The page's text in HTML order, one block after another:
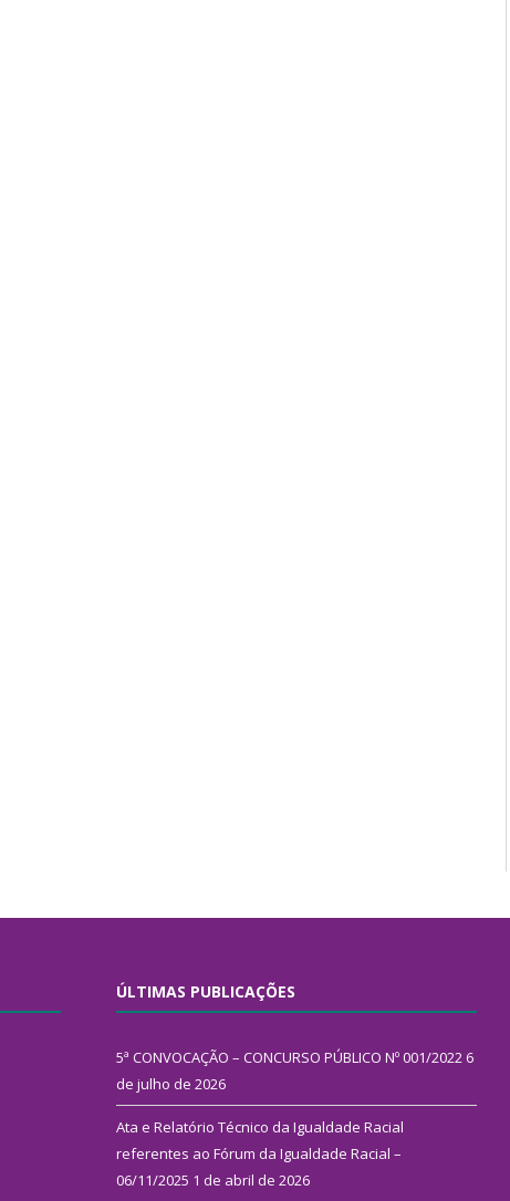
ÚLTIMAS PUBLICAÇÕES
5ª CONVOCAÇÃO – CONCURSO PÚBLICO Nº 001/2022 6
de julho de 2026
Ata e Relatório Técnico da Igualdade Racial
referentes ao Fórum da Igualdade Racial –
06/11/2025 1 de abril de 2026